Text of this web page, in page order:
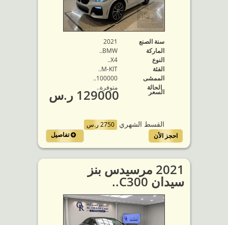
سنة الصنع
2021
الماركة
BMW..
النوع
X4..
الفئة
M-KIT..
الممشى
100000..
الحالة
متوفرة‬..
السعر 129000 ر.س
القسط الشهري 2750 ر.س
تفاصيل
احجز الأن
2021 مرسيدس بنز
سيدان C300..